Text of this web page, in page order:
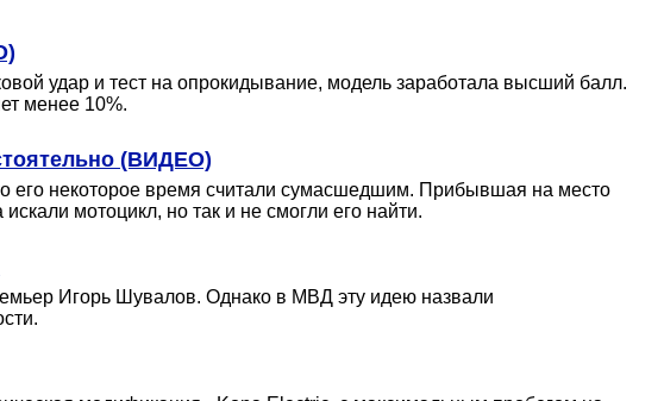
удар и тест на опрокидывание, модель заработала высший балл.
менее 10%.
(ВИДЕО)
его некоторое время считали сумасшедшим. Прибывшая на место
мотоцикл, но так и не смогли его найти.
Игорь Шувалов. Однако в МВД эту идею назвали